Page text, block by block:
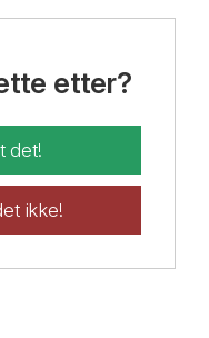
etter?
det!
ikke!